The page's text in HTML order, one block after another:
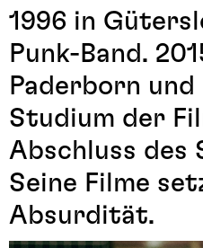
1996 in
Punk-Band.
Paderborn
Studium der
Abschluss des
Seine Filme
Absurdität.